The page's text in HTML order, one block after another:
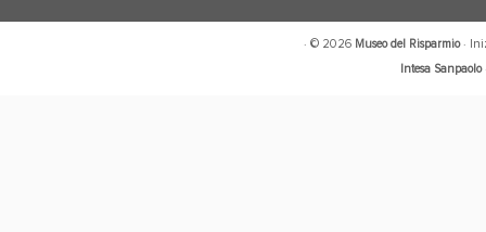
· © 2026 Museo del Risparmio·
Intesa Sanpaolo